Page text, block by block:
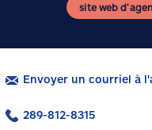
site web
Envoyer un courriel à
289-812-8315